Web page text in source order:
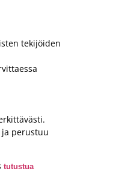
tekijöiden
ja perustuu
tutustua